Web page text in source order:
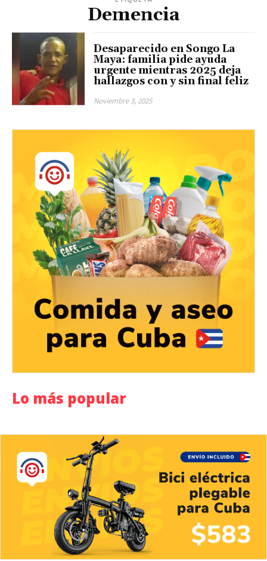
Demencia
Desaparecido en Songo La
Maya: familia pide ayuda
urgente mientras 2025 deja
hallazgos con y sin final feliz
Noviembre 3, 2025
Lo más popular